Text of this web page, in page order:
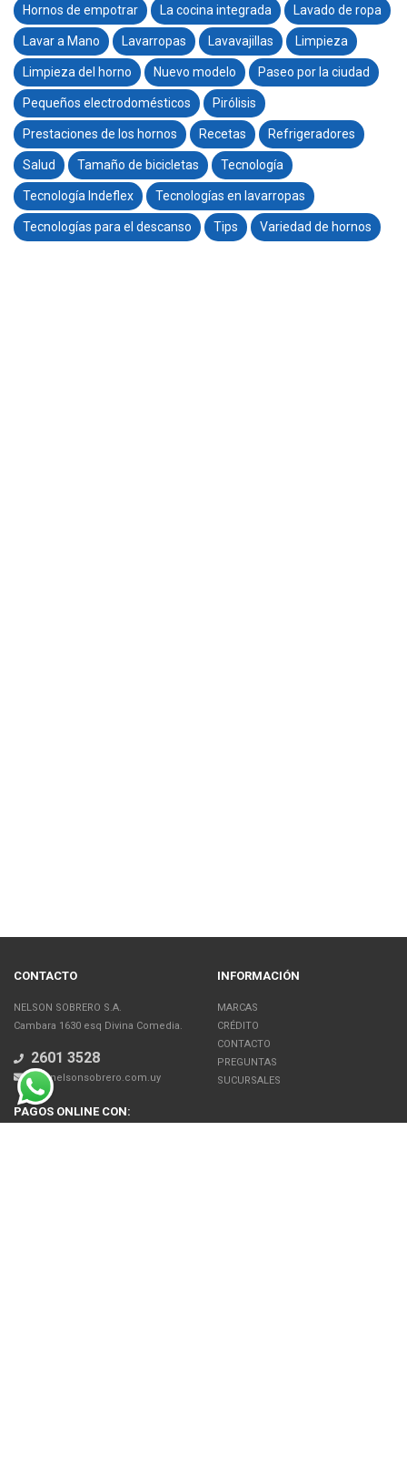
Hornos de empotrar La cocina integrada Lavado de ropa
Lavar a Mano Lavarropas Lavavajillas Limpieza
Limpieza del horno Nuevo modelo Paseo por la ciudad
Pequeños electrodomésticos Pirólisis
Prestaciones de los hornos Recetas Refrigeradores
Salud Tamaño de bicicletas Tecnología
Tecnología Indeflex Tecnologías en lavarropas
Tecnologías para el descanso Tips Variedad de hornos
CONTACTO
NELSON SOBRERO S.A.
Cambara 1630 esq Divina Comedia.
2601 3528
jb@nelsonsobrero.com.uy
INFORMACIÓN
MARCAS
CRÉDITO
CONTACTO
PREGUNTAS
SUCURSALES
PAGOS ONLINE CON: